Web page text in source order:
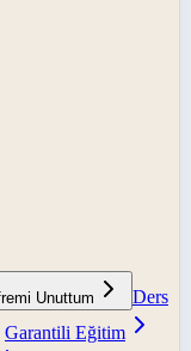
Unuttum
Ders
Garantili Eğitim